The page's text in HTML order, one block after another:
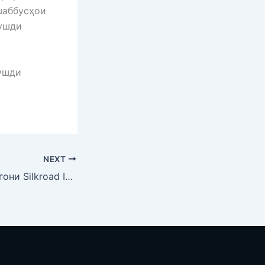
NEXT
Имрӯз намояндагони Silkroad Innovation Hub аз IT Park Dushanbe боздид намуда, бо роҳбарияти Парки технологӣ мулоқот анҷом доданд.